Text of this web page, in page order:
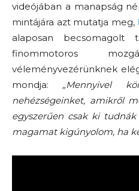
videójában a manapság
mintájára azt mutatja meg,
alaposan
finommotoros
véleményvezérünknek
mondja: „Mennyivel
nehézségeinket, amikről
egyszerűen csak ki
magamat kigúnyolom, ha